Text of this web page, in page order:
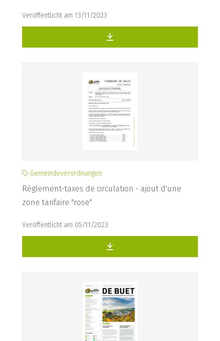
Veröffentlicht am 13/11/2023
Gemeindeverordnungen
Règlement-taxes de circulation - ajout d'une
zone tarifaire "rose"
Veröffentlicht am 05/11/2023